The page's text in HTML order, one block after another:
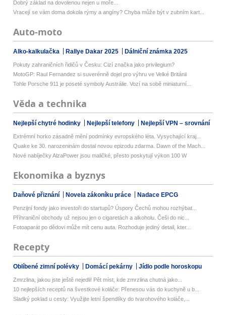
Dobrý základ na dovolenou nejen u moře...
Vracejí se vám doma dokola rýmy a angíny? Chyba může být v zubním kart...
Auto-moto
Alko-kalkulačka Rallye Dakar 2025 Dálniční známka 2025
Pokuty zahraničních řidičů v Česku: Cizí značka jako privilegium?
MotoGP: Raul Fernandez si suverénně dojel pro výhru ve Velké Británii
Tohle Porsche 911 je poseté symboly Austrálie. Vozí na sobě miniaturní...
Věda a technika
Nejlepší chytré hodinky Nejlepší telefony Nejlepší VPN – srovnání
Extrémní horko zásadně mění podmínky evropského léta. Vysychající kraj...
Quake ke 30. narozeninám dostal novou epizodu zdarma. Dawn of the Mach...
Nové nabíječky AlzaPower jsou maličké, přesto poskytují výkon 100 W
Ekonomika a byznys
Daňové přiznání Novela zákoníku práce Nadace EPCG
Penzijní fondy jako investoři do startupů? Úspory Čechů mohou rozhýbat...
Příhraniční obchody už nejsou jen o cigaretách a alkoholu. Češi do nic...
Fotoaparát po dědovi může mít cenu auta. Rozhoduje jediný detail, kter...
Recepty
Oblíbené zimní polévky Domácí pekárny Jídlo podle horoskopu
Zmrzlina, jakou jste ještě nejedli! Pět míst, kde zmrzlina chutná jako...
10 nejlepších receptů na švestkové koláče: Přenesou vás do kuchyně u b...
Sladký poklad u cesty: Využijte letní špendlíky do tvarohového koláče,...